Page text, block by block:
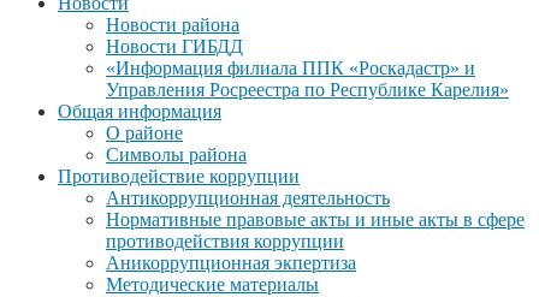
Новости района
Новости ГИБДД
«Информация филиала ППК «Роскадастр» и
Управления Росреестра по Республике Карелия»
Общая информация
О районе
Символы района
Противодействие коррупции
Антикоррупционная деятельность
Нормативные правовые акты и иные акты в сфере
противодействия коррупции
Аникоррупционная экпертиза
Методические материалы